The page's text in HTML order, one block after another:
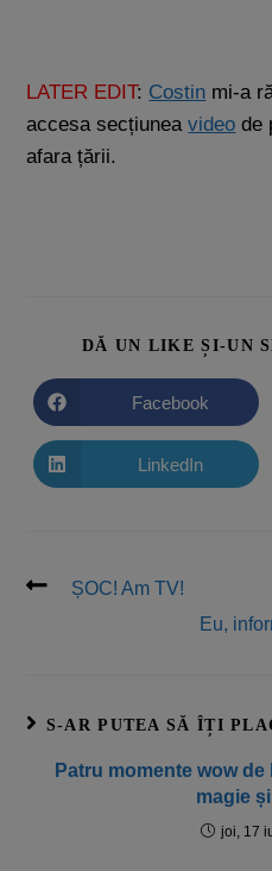
LATER EDIT: Costin mi-a
accesa secțiuneavideo de
afara țării.
DĂ UN LIKE ȘI-UN
Facebook
LinkedIn
ȘOC! Am TV!
Eu,
S-AR PUTEA SĂ ÎȚI
Patru momente wow de
magie
joi, 17